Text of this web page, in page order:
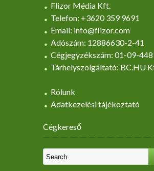
Flizor Média Kft.
Telefon: +3620 359 9691
Email: info@flizor.com
Adószám: 12886630-2-41
Cégjegyzékszám: 01-09-
Tárhelyszolgáltató: BC.HU
Rólunk
Adatkezelési tájékoztató
Cégkereső